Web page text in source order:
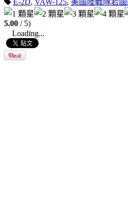
5.00 / 5)
Loading...